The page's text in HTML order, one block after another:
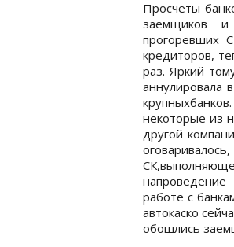
Просчеты
заемщиков и
прогоревших
кредиторов,
раз. Яркий
аннулировала
некоторые из
другой
работе с
автокаско
обошлись